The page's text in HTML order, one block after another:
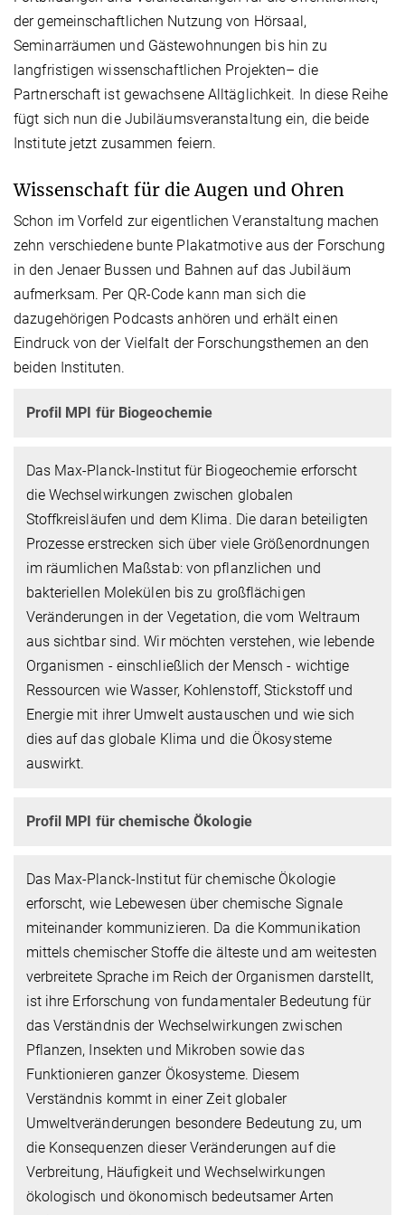
der gemeinschaftlichen Nutzung von Hörsaal,
Seminarräumen und Gästewohnungen bis hin zu
langfristigen wissenschaftlichen Projekten– die
Partnerschaft ist gewachsene Alltäglichkeit. In diese Reihe
fügt sich nun die Jubiläumsveranstaltung ein, die beide
Institute jetzt zusammen feiern.
Wissenschaft für die Augen und Ohren
Schon im Vorfeld zur eigentlichen Veranstaltung machen
zehn verschiedene bunte Plakatmotive aus der Forschung
in den Jenaer Bussen und Bahnen auf das Jubiläum
aufmerksam. Per QR-Code kann man sich die
dazugehörigen Podcasts anhören und erhält einen
Eindruck von der Vielfalt der Forschungsthemen an den
beiden Instituten.
Profil MPI für Biogeochemie
Das Max-Planck-Institut für Biogeochemie erforscht
die Wechselwirkungen zwischen globalen
Stoffkreisläufen und dem Klima. Die daran beteiligten
Prozesse erstrecken sich über viele Größenordnungen
im räumlichen Maßstab: von pflanzlichen und
bakteriellen Molekülen bis zu großflächigen
Veränderungen in der Vegetation, die vom Weltraum
aus sichtbar sind. Wir möchten verstehen, wie lebende
Organismen - einschließlich der Mensch - wichtige
Ressourcen wie Wasser, Kohlenstoff, Stickstoff und
Energie mit ihrer Umwelt austauschen und wie sich
dies auf das globale Klima und die Ökosysteme
auswirkt.
Profil MPI für chemische Ökologie
Das Max-Planck-Institut für chemische Ökologie
erforscht, wie Lebewesen über chemische Signale
miteinander kommunizieren. Da die Kommunikation
mittels chemischer Stoffe die älteste und am weitesten
verbreitete Sprache im Reich der Organismen darstellt,
ist ihre Erforschung von fundamentaler Bedeutung für
das Verständnis der Wechselwirkungen zwischen
Pflanzen, Insekten und Mikroben sowie das
Funktionieren ganzer Ökosysteme. Diesem
Verständnis kommt in einer Zeit globaler
Umweltveränderungen besondere Bedeutung zu, um
die Konsequenzen dieser Veränderungen auf die
Verbreitung, Häufigkeit und Wechselwirkungen
ökologisch und ökonomisch bedeutsamer Arten